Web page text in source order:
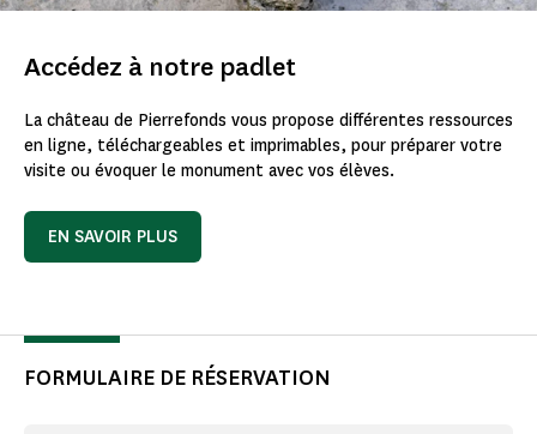
Accédez à notre padlet
La château de Pierrefonds vous propose différentes ressources
en ligne, téléchargeables et imprimables, pour préparer votre
visite ou évoquer le monument avec vos élèves.
EN SAVOIR PLUS
FORMULAIRE DE RÉSERVATION